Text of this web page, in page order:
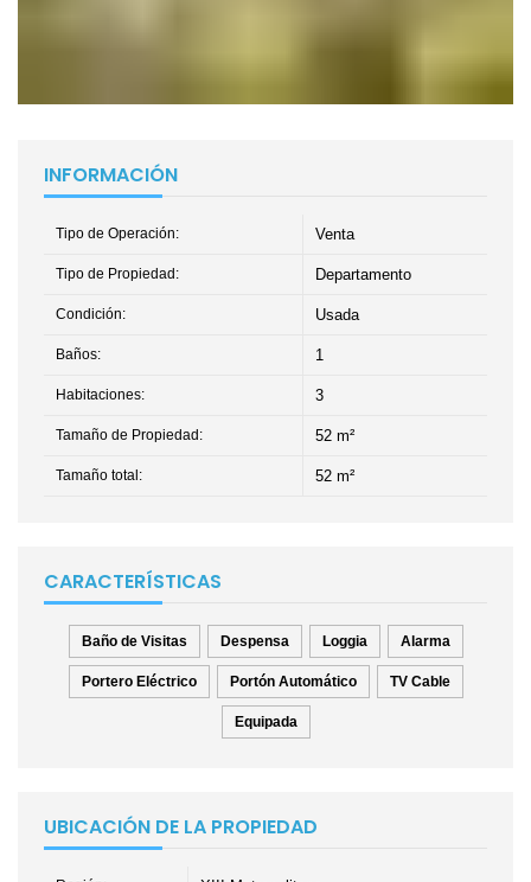
INFORMACIÓN
Tipo de Operación: Venta
Tipo de Propiedad: Departamento
Condición: Usada
Baños: 1
Habitaciones: 3
Tamaño de Propiedad: 52 m²
Tamaño total: 52 m²
CARACTERÍSTICAS
Baño de Visitas Despensa Loggia Alarma
Portero Eléctrico Portón Automático TV Cable
Equipada
UBICACIÓN DE LA PROPIEDAD